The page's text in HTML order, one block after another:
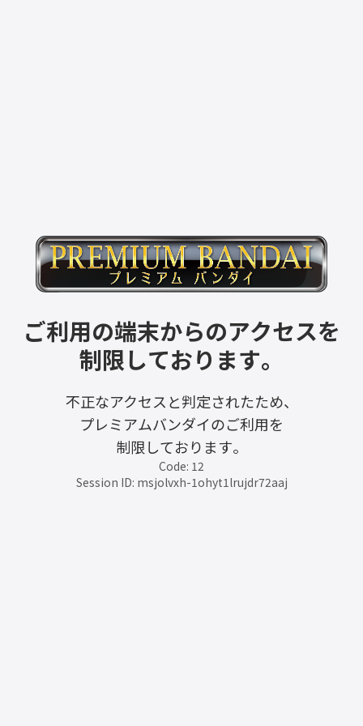
ご利用の端末からのアクセスを
制限しております。
不正なアクセスと判定されたため、
プレミアムバンダイのご利用を
制限しております。
Code: 12
Session ID: msjolvxh-1ohyt1lrujdr72aaj